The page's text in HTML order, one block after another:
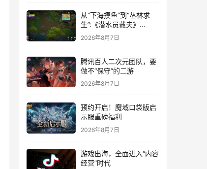
从“下海摸鱼”到“丛林求
生”:《潜水员戴夫》
DLC《丛林》移动端定档
8月14日
2026年8月7日
腾讯百人二次元团队，要
做不“保守”的二游
2026年8月7日
预约开启！魔域口袋版启
示服重磅福利
2026年8月7日
游戏出海，全面进入“内容
经营”时代